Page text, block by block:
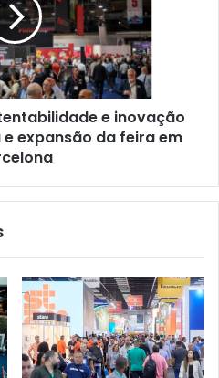
e inovação
expansão da feira em